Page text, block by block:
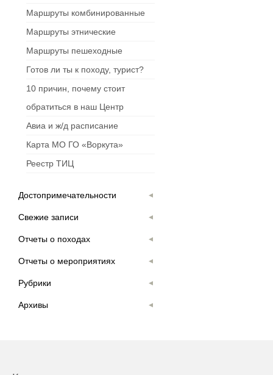
Маршруты комбинированные
Маршруты этнические
Маршруты пешеходные
Готов ли ты к походу, турист?
10 причин, почему стоит
обратиться в наш Центр
Авиа и ж/д расписание
Карта МО ГО «Воркута»
Реестр ТИЦ
Достопримечательности
Свежие записи
Отчеты о походах
Отчеты о мероприятиях
Рубрики
Архивы